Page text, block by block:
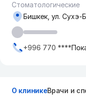
Стоматологические
Бишкек, ​ул. Сухэ-
+996 770 ****
О клиникеВрачи и